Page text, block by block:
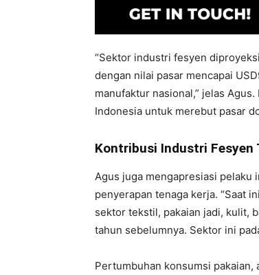
“Sektor industri fesyen
dengan nilai pasar mencapai
manufaktur nasional,” jelas
Indonesia untuk merebut pasar
Kontribusi Industri Fesyen
Agus juga mengapresiasi
penyerapan tenaga kerja. “Saat
sektor tekstil, pakaian jadi, kulit,
tahun sebelumnya. Sektor ini
Pertumbuhan konsumsi pakaian,